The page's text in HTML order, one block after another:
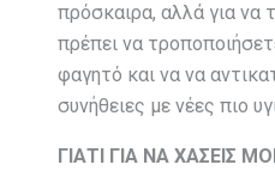
πρόσκαιρα, αλλά για να
πρέπει να
φαγητό και να να
συνήθειες με νέες πιο
ΓΙΑΤΙ ΓΙΑ ΝΑ ΧΑΣΕΙΣ